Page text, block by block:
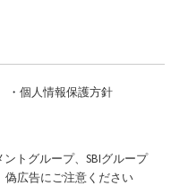
・ 個人情報保護方針
トグループ、SBIグループ
広告にご注意ください